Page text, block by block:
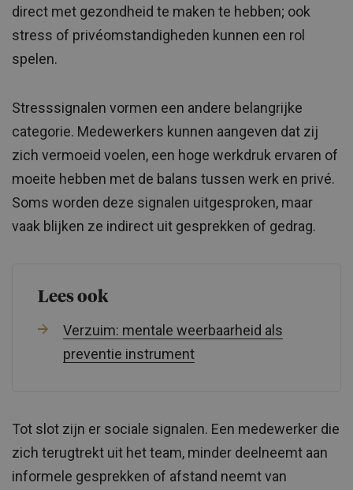
direct met gezondheid te maken te hebben; ook
stress of privéomstandigheden kunnen een rol
spelen.
Stresssignalen vormen een andere belangrijke
categorie. Medewerkers kunnen aangeven dat zij
zich vermoeid voelen, een hoge werkdruk ervaren of
moeite hebben met de balans tussen werk en privé.
Soms worden deze signalen uitgesproken, maar
vaak blijken ze indirect uit gesprekken of gedrag.
Lees ook
Verzuim: mentale weerbaarheid als
preventie instrument
Tot slot zijn er sociale signalen. Een medewerker die
zich terugtrekt uit het team, minder deelneemt aan
informele gesprekken of afstand neemt van